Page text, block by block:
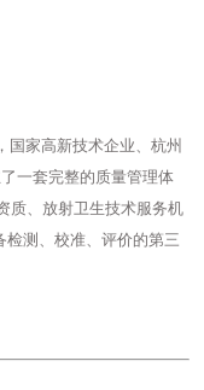
国家高新技术企业、杭州
一套完整的质量管理体
质、放射卫生技术服务机
测、校准、评价的第三